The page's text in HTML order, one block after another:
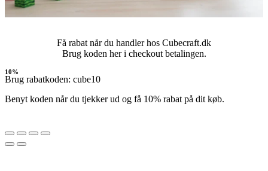
Få rabat når du handler hos Cubecraft.dk
Brug koden her i checkout betalingen.
10%
Brug rabatkoden: cube10
Benyt koden når du tjekker ud og få 10% rabat på dit køb.